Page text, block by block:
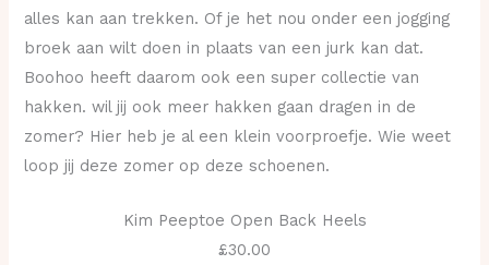
alles kan aan trekken. Of je het nou onder een jogging
broek aan wilt doen in plaats van een jurk kan dat.
Boohoo heeft daarom ook een super collectie van
hakken. wil jij ook meer hakken gaan dragen in de
zomer? Hier heb je al een klein voorproefje. Wie weet
loop jij deze zomer op deze schoenen.
Kim Peeptoe Open Back Heels
£30.00